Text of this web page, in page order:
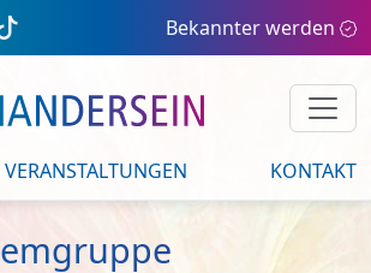
Bekannter werden
VERANSTALTUNGEN KONTAKT